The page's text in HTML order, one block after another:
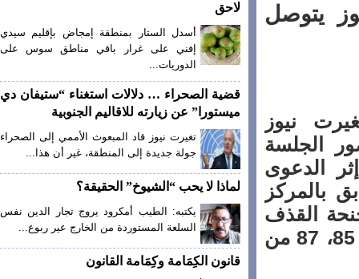
يتوصل
نيوز
الجلسة
يوم الثلاثاء 19 مارس 2019 إثر الدعوى
بالمركز
القذف
والسب العلني والإهانة طبقا للفصول 72، 83، 84، 85، 87 من
لاحق
أسدل الستار بمنطقة إمجاض بإقليم سيدي
إفني على غرار باقي مناطق سوس على
الدوريات...
قضية الصحراء … دلالات استغناء “ستيفان دي
ميستورا” عن زيارته للاقاليم الجنوبية
تغيرت نيوز قاد المبعوث الأممي إلى الصحراء
جولة جديدة إلى المنطقة، غير أن هذا...
لماذا لا يحب “الشيوخ” الحقيقة؟
يكتبه: الطيب أمكرود يروج تجار الدين نفس
السلعة المستوردة من الخارج عير ربوع...
قانون الكِمَامة وكِمَامة القانون